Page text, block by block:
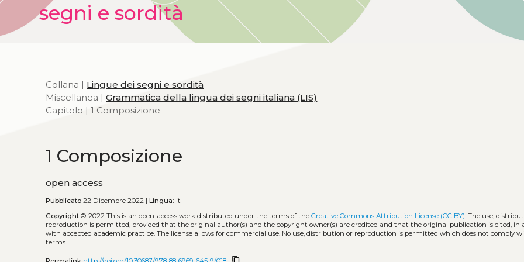
segni e sordità
Collana | Lingue dei segni e sordità
Miscellanea |Grammatica della lingua dei segni italiana (LIS)
Capitolo | 1 Composizione
1 Composizione
open access
Pubblicato 22 Dicembre 2022 |Lingua: it
Copyright © 2022This is an open-access work distributed under the terms of theCreative Commons Attribution License (CC BY). The use,
reproduction is permitted, provided that the original author(s) and the copyright owner(s) are credited and that the original publication is cited, in
with accepted academic practice. The license allows for commercial use. No use, distribution or reproduction is permitted which does not comply
terms.
content_copy